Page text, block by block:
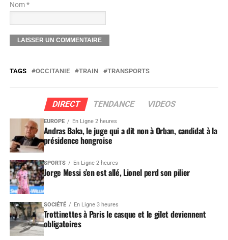
Nom *
TAGS OCCITANIE TRAIN TRANSPORTS
DIRECT TENDANCE VIDEOS
EUROPE En Ligne 2 heures
Andras Baka, le juge qui a dit non à Orban, candidat à la
présidence hongroise
SPORTS En Ligne 2 heures
Jorge Messi s’en est allé, Lionel perd son pilier
SOCIÉTÉ En Ligne 3 heures
Trottinettes à Paris le casque et le gilet deviennent
obligatoires